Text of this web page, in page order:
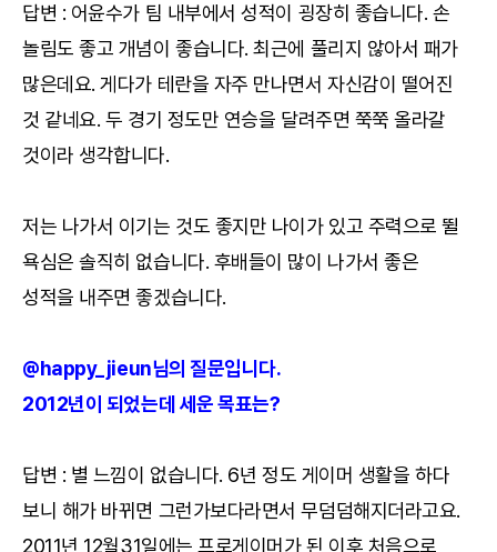
답변 : 어윤수가 팀 내부에서 성적이 굉장히 좋습니다. 손
놀림도 좋고 개념이 좋습니다. 최근에 풀리지 않아서 패가
많은데요. 게다가 테란을 자주 만나면서 자신감이 떨어진
것 같네요. 두 경기 정도만 연승을 달려주면 쭉쭉 올라갈
것이라 생각합니다.
저는 나가서 이기는 것도 좋지만 나이가 있고 주력으로 뛸
욕심은 솔직히 없습니다. 후배들이 많이 나가서 좋은
성적을 내주면 좋겠습니다.
@happy_jieun님의 질문입니다.
2012년이 되었는데 세운 목표는?
답변 : 별 느낌이 없습니다. 6년 정도 게이머 생활을 하다
보니 해가 바뀌면 그런가보다라면서 무덤덤해지더라고요.
2011년 12월31일에는 프로게이머가 된 이후 처음으로